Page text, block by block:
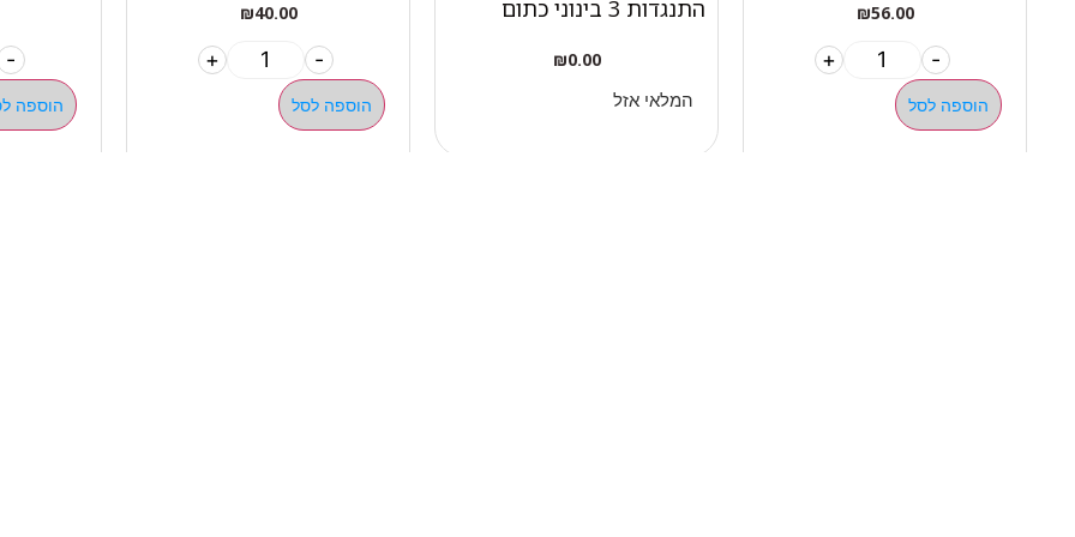
₪56.00
-
+
הוספה לסל
התנגדות 3 בינוני כתום
₪0.00
המלאי אזל
₪40.00
-
+
הוספה לסל
-
הוספה